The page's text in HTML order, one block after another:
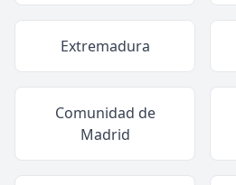
Extremadura
Comunidad de
Madrid